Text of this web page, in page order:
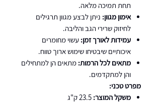
תחת תמיכה מלאה.
אימון מגוון: ניתן לבצע מגוון תרגילים
לחיזוק שרירי הגב והליבה.
עמידות לאורך זמן: עשוי מחומרים
איכותיים שיבטיחו שימוש ארוך טווח.
מתאים לכל הרמות: מתאים הן למתחילים
והן למתקדמים.
מפרט טכני:
משקל המוצר: